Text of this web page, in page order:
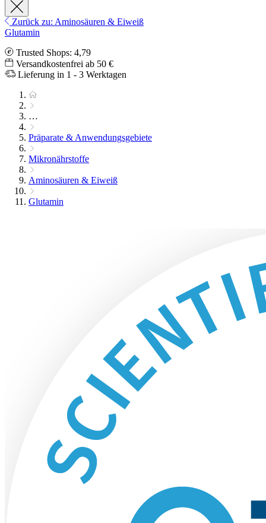
Zurück zu: Aminosäuren & Eiweiß
Glutamin
Trusted Shops: 4,79
Versandkostenfrei ab 50 €
Lieferung in 1 - 3 Werktagen
…
Präparate & Anwendungsgebiete
Mikronährstoffe
Aminosäuren & Eiweiß
Glutamin